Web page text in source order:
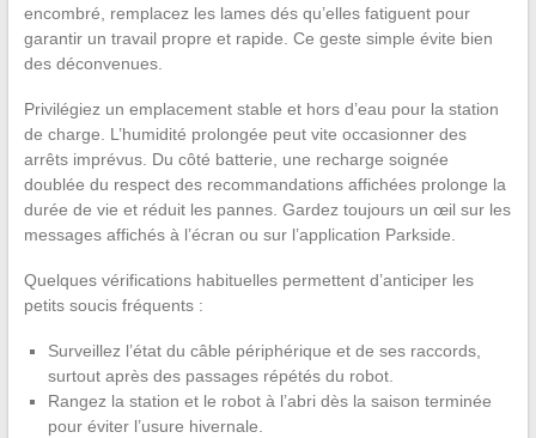
encombré, remplacez les lames dés qu’elles fatiguent pour
garantir un travail propre et rapide. Ce geste simple évite bien
des déconvenues.
Privilégiez un emplacement stable et hors d’eau pour la station
de charge. L’humidité prolongée peut vite occasionner des
arrêts imprévus. Du côté batterie, une recharge soignée
doublée du respect des recommandations affichées prolonge la
durée de vie et réduit les pannes. Gardez toujours un œil sur les
messages affichés à l’écran ou sur l’application Parkside.
Quelques vérifications habituelles permettent d’anticiper les
petits soucis fréquents :
Surveillez l’état du câble périphérique et de ses raccords,
surtout après des passages répétés du robot.
Rangez la station et le robot à l’abri dès la saison terminée
pour éviter l’usure hivernale.